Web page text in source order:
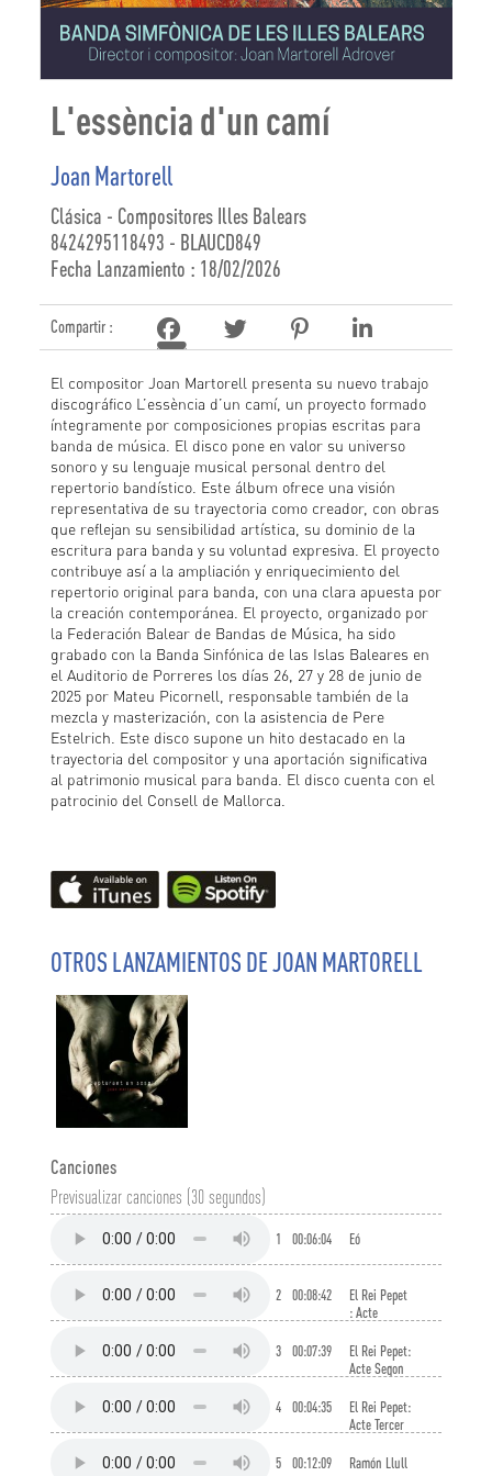
L'essència d'un camí
Joan Martorell
Clásica - Compositores Illes Balears
8424295118493 - BLAUCD849
Fecha Lanzamiento : 18/02/2026
Compartir :
El compositor Joan Martorell presenta su nuevo trabajo
discográfico L’essència d’un camí, un proyecto formado
íntegramente por composiciones propias escritas para
banda de música. El disco pone en valor su universo
sonoro y su lenguaje musical personal dentro del
repertorio bandístico. Este álbum ofrece una visión
representativa de su trayectoria como creador, con obras
que reflejan su sensibilidad artística, su dominio de la
escritura para banda y su voluntad expresiva. El proyecto
contribuye así a la ampliación y enriquecimiento del
repertorio original para banda, con una clara apuesta por
la creación contemporánea. El proyecto, organizado por
la Federación Balear de Bandas de Música, ha sido
grabado con la Banda Sinfónica de las Islas Baleares en
el Auditorio de Porreres los días 26, 27 y 28 de junio de
2025 por Mateu Picornell, responsable también de la
mezcla y masterización, con la asistencia de Pere
Estelrich. Este disco supone un hito destacado en la
trayectoria del compositor y una aportación significativa
al patrimonio musical para banda. El disco cuenta con el
patrocinio del Consell de Mallorca.
OTROS LANZAMIENTOS DE JOAN MARTORELL
Canciones
Previsualizar canciones (30 segundos)
1 00:06:04 Eó
2 00:08:42
El Rei Pepet
: Acte
3
00:07:39
El Rei Pepet:
Acte Segon
4 00:04:35
El Rei Pepet:
Acte Tercer
5 00:12:09 Ramón Llull